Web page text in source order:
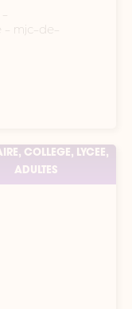
mjc-de-
COLLEGE, LYCEE,
ADULTES